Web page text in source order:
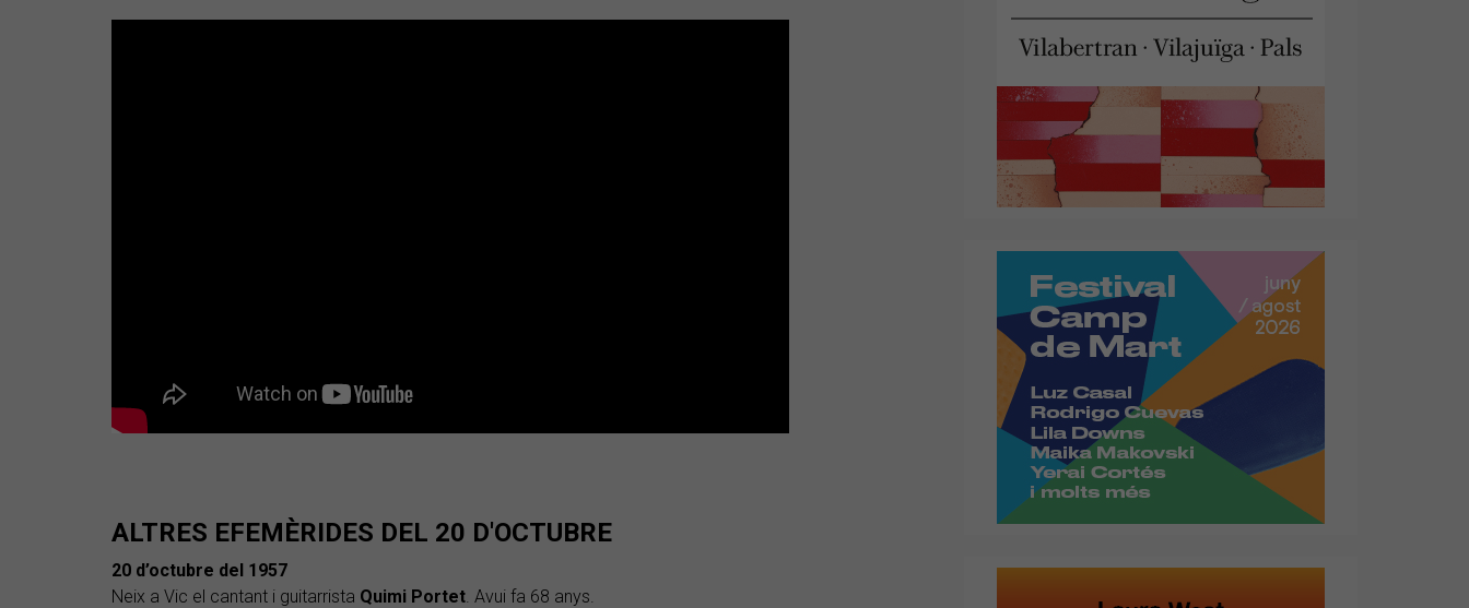
ALTRES EFEMÈRIDES DEL 20 D'OCTUBRE
20 d’octubre del 1957
Neix a Vic el cantant i guitarrista Quimi Portet . Avui fa 68 anys.